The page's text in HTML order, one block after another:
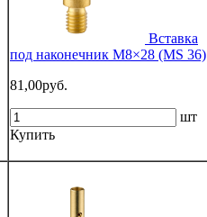
Вставка
под наконечник M8×28 (MS 36)
81,00руб.
шт
Купить